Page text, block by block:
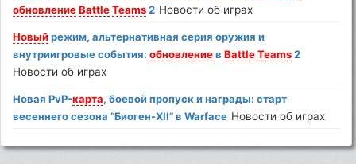
обновление Battle Teams2 Новости об играх
Новыйрежим, альтернативная серия оружия и
внутриигровые события:обновлениевBattle Teams2
Новости об играх
Новая PvP-карта, боевой пропуск и награды: старт
весеннего сезона “Биоген-XII” в Warface Новости об играх